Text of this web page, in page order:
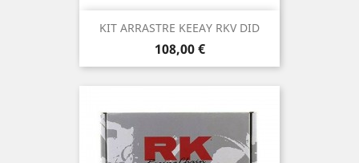
KIT ARRASTRE KEEAY RKV DID
Precio
108,00 €